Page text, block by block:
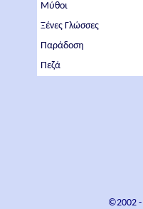
Μύθοι
Ξένες Γλώσσες
Παράδοση
Πεζά
©2002 -